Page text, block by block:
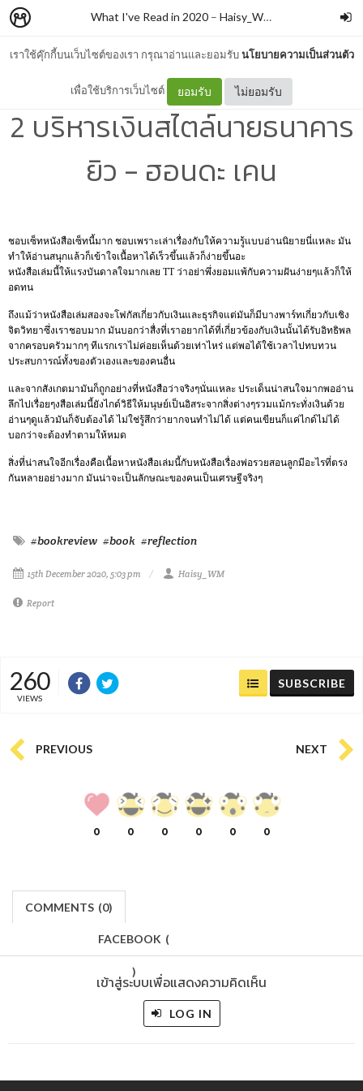
เราใช้คุ๊กกี้บนเว็บไซต์ของเรา กรุณาอ่านและยอมรับนโยบายความเป็นส่วนตัว
เพื่อใช้บริการเว็บไซต์ ยอมรับ ไม่ยอมรับ
What I've Read in 2020 – Haisy_WM
คิดแบบยิวทำแบบญี่ปุ่น Book
2 บริหารเงินสไตล์นายธนาคาร
ยิว - ฮอนดะ เคน
ชอบเซ็ทหนังสือเซ็ทนี้มาก ชอบเพราะเล่าเรื่องกับให้ความรู้แบบอ่านนิยายนี่แหละ มัน
ทำให้อ่านสนุกแล้วก็เข้าใจเนื้อหาได้เร็วขึ้นแล้วก็ง่ายขึ้นอะ
หนังสือเล่มนี้ให้แรงบันดาลใจมากเลย TT ว่าอย่าพึ่งยอมแพ้กับความฝันง่ายๆแล้วก็ให้
อดทน
ถึงแม้ว่าหนังสือเล่มสองจะโฟกัสเกี่ยวกับเงินและธุรกิจแต่มันก็มีบางพาร์ทเกี่ยวกับเชิง
จิตวิทยาซึ่งเราชอบมาก มันบอกว่าสื่งที่เราอยากได้ที่เกี่ยวข้องกับเงินนั้นได้รับอิทธิพล
จากครอบครัวมากๆ ทีแรกเราไม่ค่อยเห็นด้วยเท่าไหร่ แต่พอได้ใช้เวลาไปทบทวน
ประสบการณ์ทั้งของตัวเองและของคนอื่น
และจากสังเกตมามันก็ถูกอย่างที่หนังสือว่าจริงๆนั่นแหละ ประเด็นน่าสนใจมากพออ่าน
ลึกไปเรื่อยๆงสือเล่มนี้ยังไกด์วิธีให้มนุษย์เป็นอิสระจากสิ่งต่างๆรวมแม้กระทั่งเงินด้วย
อ่านๆดูแล้วมันก็จับต้องได้ ไม่ใช่รู้สึกว่ายากจนทำไม่ได้ แต่คนเขียนก็แค่ไกด์ไม่ได้
บอกว่าจะต้องทำตามให้หมด
สิ่งที่น่าสนใจอีกเรื่องคือเนื้อหาหนังสือเล่มนี้กับหนังสือเรื่องพ่อรวยสอนลูกมีอะไรที่ตรง
กันหลายอย่างมาก มันน่าจะเป็นลักษณะของคนเป็นเศรษฐีจริงๆ
#bookreview #book #reflection
15th December 2020, 5:03 pm Haisy_WM
Report
260
VIEWS
SUBSCRIBE
PREVIOUS NEXT
0 0 0 0 0 0
COMMENTS (0)
FACEBOOK (
)
เข้าสู่ระบบเพื่อแสดงความคิดเห็น
LOG IN